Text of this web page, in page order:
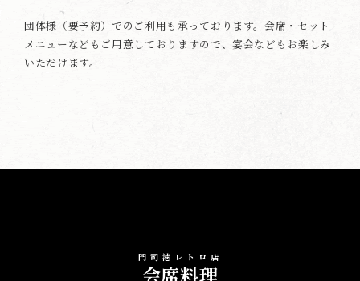
団体様（要予約）でのご利用も承っております。会席・セット
メニューなどもご用意しておりますので、宴会などもお楽しみ
いただけます。
門司港レトロ店
会席料理